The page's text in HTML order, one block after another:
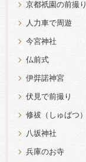
京都祇園の前撮り
人力車で周遊
今宮神社
仏前式
伊弉諾神宮
伏見で前撮り
修祓（しゅばつ）
八坂神社
兵庫のお寺